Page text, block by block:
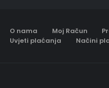
O nama Moj Račun
Uvjeti plaćanja
Načini